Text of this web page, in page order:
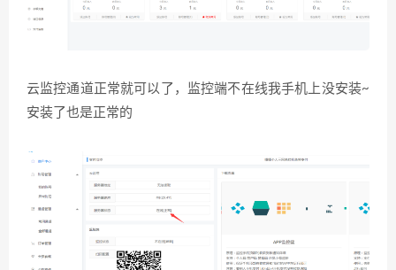
云监控通道正常就可以了，监控端不在线我手机上没安装~
安装了也是正常的